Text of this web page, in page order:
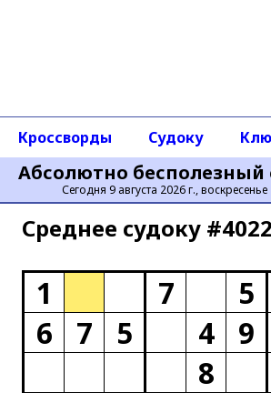
Абсолютно бесполезный
Сегодня 9 августа 2026 г., воскресенье
Кроссворды Судоку
Среднее cудоку #4022
1 7
5
6
7 5 4
9
8